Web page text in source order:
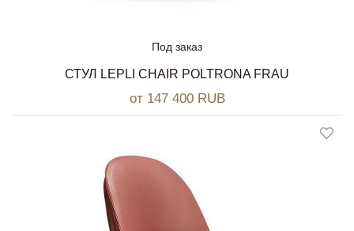
Под заказ
СТУЛ LEPLI CHAIR POLTRONA FRAU
от 147 400 RUB